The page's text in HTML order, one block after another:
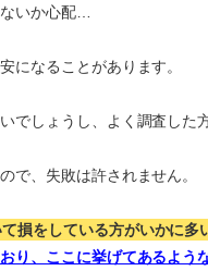
いか心配…
になることがあります。
でしょうし、よく調査した
で、失敗は許されません。
損をしている方がいかに多
り、ここに挙げてあるよう